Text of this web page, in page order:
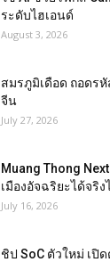
ระดับไฮเอนด์
August 3, 2026
สมรภูมิเดือด ถอดร
จีน
July 27, 2026
Muang Thong
เมืองอัจฉริยะได้จริง
July 16, 2026
ชิป SoC ตัวใหม่ เปิ